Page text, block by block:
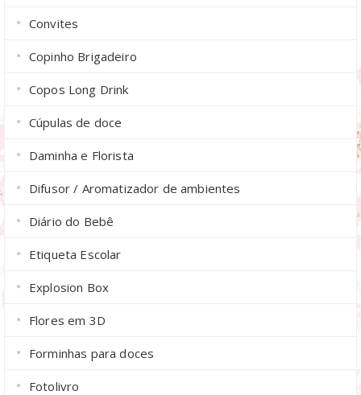
Convites
Copinho Brigadeiro
Copos Long Drink
Cúpulas de doce
Daminha e Florista
Difusor / Aromatizador de ambientes
Diário do Bebê
Etiqueta Escolar
Explosion Box
Flores em 3D
Forminhas para doces
Fotolivro